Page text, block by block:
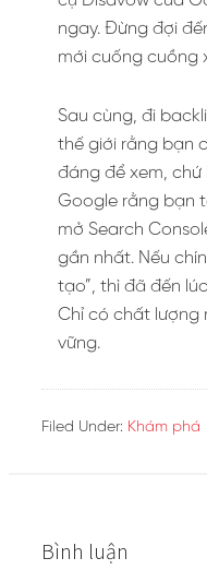
ngay. Đừng đợi
mới cuống cuồng
Sau cùng, đi
thế giới rằng bạn
đáng để xem,
Google rằng bạn
mở Search
gần nhất. Nếu
tạo”, thì đã đến
Chỉ có chất lượng
vững.
Filed Under: Khám phá
Bình luận